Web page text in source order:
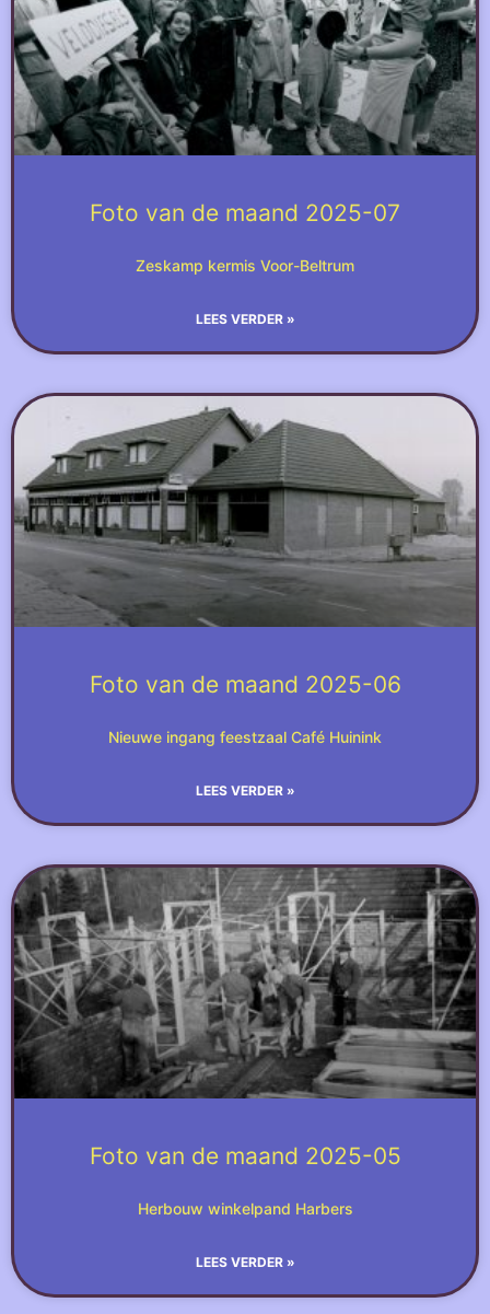
Foto van de maand 2025-07
Zeskamp kermis Voor-Beltrum
LEES VERDER »
Foto van de maand 2025-06
Nieuwe ingang feestzaal Café Huinink
LEES VERDER »
Foto van de maand 2025-05
Herbouw winkelpand Harbers
LEES VERDER »